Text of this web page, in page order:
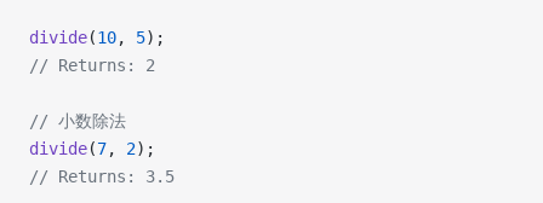
divide(10, 5);
// Returns: 2
// 小数除法
divide(7, 2);
// Returns: 3.5